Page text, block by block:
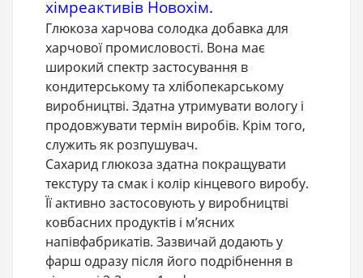
хімреактивів Новохім.
Глюкоза харчова солодка добавка для
харчової промисловості. Вона має
широкий спектр застосування в
кондитерському та хлібопекарському
виробництві. Здатна утримувати вологу і
продовжувати термін виробів. Крім того,
служить як розпушувач.
Сахарид глюкоза здатна покращувати
текстуру та смак і колір кінцевого виробу.
Її активно застосовують у виробництві
ковбасних продуктів і м’ясних
напівфабрикатів. Зазвичай додають у
фарш одразу після його подрібнення в